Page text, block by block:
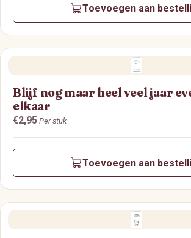
Toevoegen aan
Blijf nog maar heel veel jaar
elkaar
Prijs:
€2,95 Per stuk
Toevoegen aan